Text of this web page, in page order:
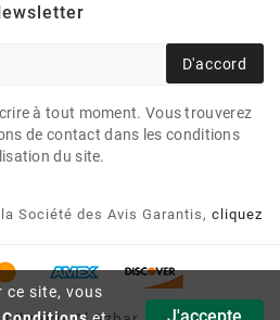
ce site, vous
ASSISES DU MOIS DE
DE MOHAMMED
D'accord
à tout moment. Vous trouverez
de contact dans les conditions
du site.
Société des Avis Garantis, cliquez